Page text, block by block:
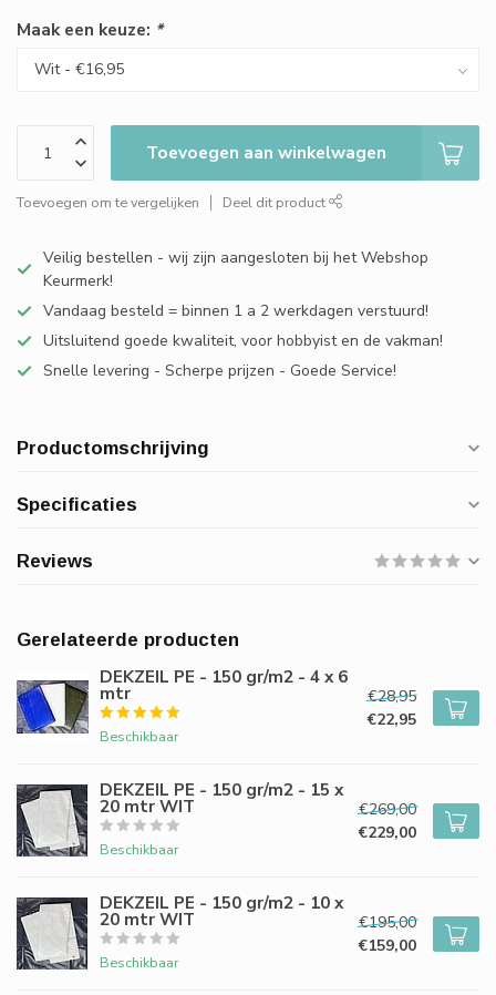
Maak een keuze: *
Toevoegen aan winkelwagen
Toevoegen om te vergelijken Deel dit product
Veilig bestellen - wij zijn aangesloten bij het Webshop
Keurmerk!
Vandaag besteld = binnen 1 a 2 werkdagen verstuurd!
Uitsluitend goede kwaliteit, voor hobbyist en de vakman!
Snelle levering - Scherpe prijzen - Goede Service!
Productomschrijving
Specificaties
Reviews
Gerelateerde producten
DEKZEIL PE - 150 gr/m2 - 4 x 6
mtr
Beschikbaar
€28,95
€22,95
DEKZEIL PE - 150 gr/m2 - 15 x
20 mtr WIT
Beschikbaar
€269,00
€229,00
DEKZEIL PE - 150 gr/m2 - 10 x
20 mtr WIT
Beschikbaar
€195,00
€159,00